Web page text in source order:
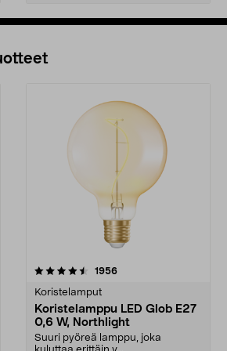
1956arvostelut
Koristelamput
Koristelamppu LED Glob E27
0,6 W, Northlight
Suuri pyöreä lamppu, joka
4.5 viidestä